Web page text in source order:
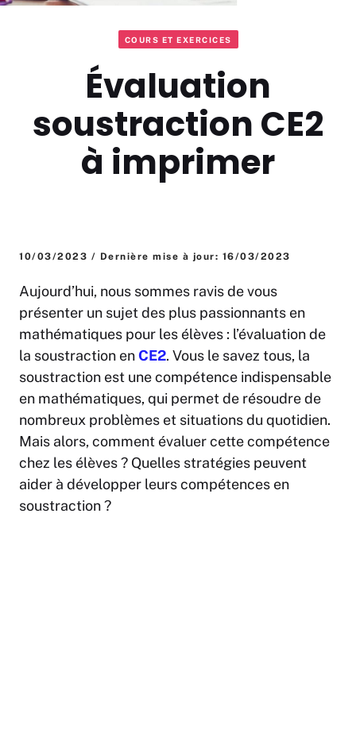
COURS ET EXERCICES
Évaluation
soustraction CE2
à imprimer
10/03/2023 / Dernière mise à jour: 16/03/2023
Aujourd’hui, nous sommes ravis de vous
présenter un sujet des plus passionnants en
mathématiques pour les élèves : l’évaluation de
la soustraction enCE2. Vous le savez tous, la
soustraction est une compétence indispensable
en mathématiques, qui permet de résoudre de
nombreux problèmes et situations du quotidien.
Mais alors, comment évaluer cette compétence
chez les élèves ? Quelles stratégies peuvent
aider à développer leurs compétences en
soustraction ?